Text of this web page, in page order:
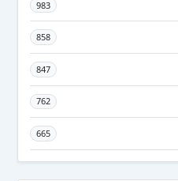
983
858
847
762
665